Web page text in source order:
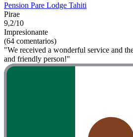
Pension Pare Lodge Tahiti
Pirae
9,2/10
Impresionante
(64 comentarios)
"We received a wonderful service and
and friendly person!"